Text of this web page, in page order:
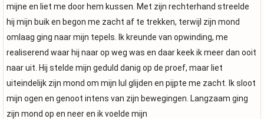
mijne en liet me door hem kussen. Met zijn rechterhand streelde
hij mijn buik en begon me zacht af te trekken, terwijl zijn mond
omlaag ging naar mijn tepels. Ik kreunde van opwinding, me
realiserend waar hij naar op weg was en daar keek ik meer dan ooit
naar uit. Hij stelde mijn geduld danig op de proef, maar liet
uiteindelijk zijn mond om mijn lul glijden en pijpte me zacht. Ik sloot
mijn ogen en genoot intens van zijn bewegingen. Langzaam ging
zijn mond op en neer en ik voelde mijn